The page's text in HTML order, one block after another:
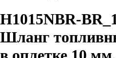
H1015NBR-
Шланг